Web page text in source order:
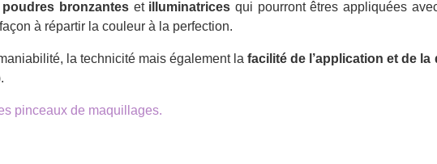
poudres bronzanteset illuminatrices qui pourront êtres appliquées
à répartir la couleur à la perfection.
la technicité mais également la facilité de l’application et de la
pinceaux de maquillages.